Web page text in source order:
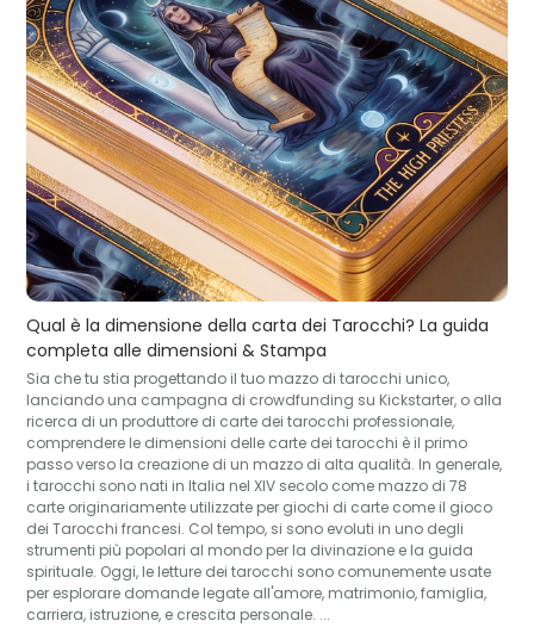
Qual è la dimensione della carta dei Tarocchi? La guida
completa alle dimensioni & Stampa
Sia che tu stia progettando il tuo mazzo di tarocchi unico,
lanciando una campagna di crowdfunding su Kickstarter, o alla
ricerca di un produttore di carte dei tarocchi professionale,
comprendere le dimensioni delle carte dei tarocchi è il primo
passo verso la creazione di un mazzo di alta qualità. In generale,
i tarocchi sono nati in Italia nel XIV secolo come mazzo di 78
carte originariamente utilizzate per giochi di carte come il gioco
dei Tarocchi francesi. Col tempo, si sono evoluti in uno degli
strumenti più popolari al mondo per la divinazione e la guida
spirituale. Oggi, le letture dei tarocchi sono comunemente usate
per esplorare domande legate all'amore, matrimonio, famiglia,
carriera, istruzione, e crescita personale. ...